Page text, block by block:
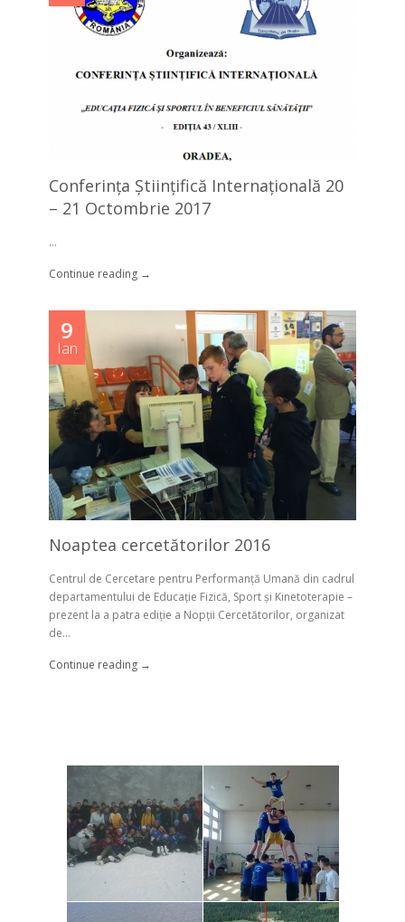
Conferința Științifică Internațională 20
– 21 Octombrie 2017
...
Continue reading →
9
Ian
Noaptea cercetătorilor 2016
Centrul de Cercetare pentru Performanţă Umană din cadrul
departamentului de Educație Fizică, Sport și Kinetoterapie –
prezent la a patra ediție a Nopții Cercetătorilor, organizat
de...
Continue reading →